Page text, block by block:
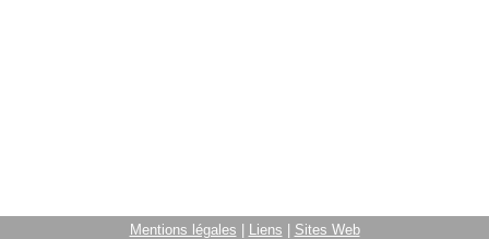
Mentions légales Liens
Sites Web